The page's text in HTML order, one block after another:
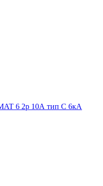
6 2p 10А тип C 6кА